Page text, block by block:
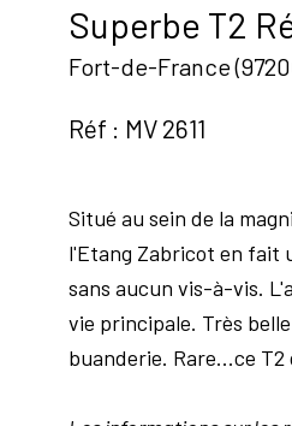
Superbe T2
Fort-de-France
Réf : MV 2611
Situé au sein de la
l'Etang Zabricot en fait
sans aucun vis-à-vis.
vie principale. Très
buanderie. Rare...ce